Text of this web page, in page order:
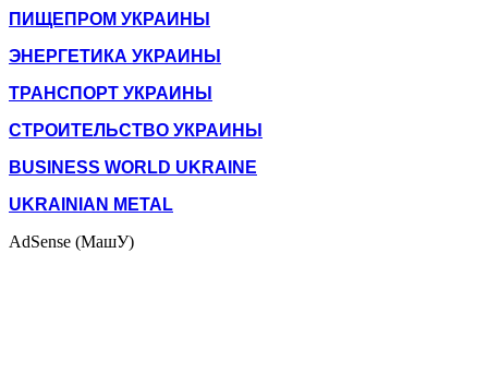
ПИЩЕПРОМ УКРАИНЫ
ЭНЕРГЕТИКА УКРАИНЫ
ТРАНСПОРТ УКРАИНЫ
СТРОИТЕЛЬСТВО УКРАИНЫ
BUSINESS WORLD UKRAINE
UKRAINIAN METAL
AdSense (МашУ)